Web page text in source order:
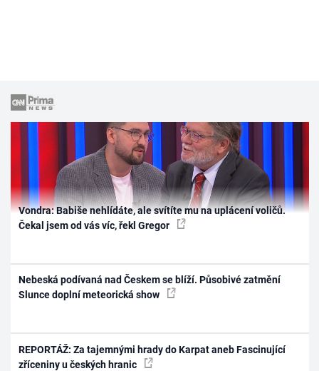
Vondra: Babiše nehlídáte, ale svítíte mu na uplácení voličů.
Čekal jsem od vás víc, řekl Gregor
Nebeská podívaná nad Českem se blíží. Působivé zatmění
Slunce doplní meteorická show
REPORTÁŽ: Za tajemnými hrady do Karpat aneb Fascinující
zříceniny u českých hranic